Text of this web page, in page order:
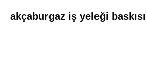
akçaburgaz iş yeleği baskısı